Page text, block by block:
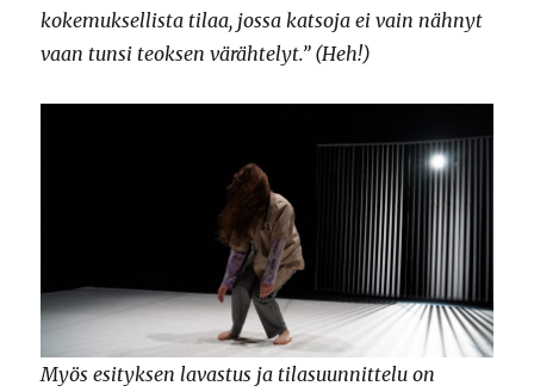
kokemuksellista tilaa, jossa katsoja ei vain nähnyt
vaan tunsi teoksen värähtelyt.” (Heh!)
Myös esityksen lavastus ja tilasuunnittelu on